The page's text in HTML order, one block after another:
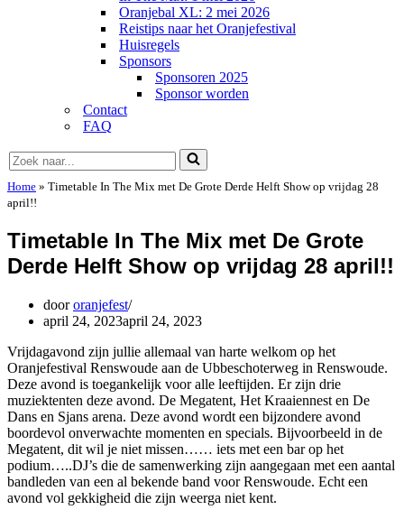
Oranjebal XL: 2 mei 2026
Reistips naar het Oranjefestival
Huisregels
Sponsors
Sponsoren 2025
Sponsor worden
Contact
FAQ
Zoek
naar...
Home » Timetable In The Mix met De Grote Derde Helft Show op vrijdag 28
april!!
Timetable In The Mix met De Grote
Derde Helft Show op vrijdag 28 april!!
doororanjefest
april 24, 2023april 24, 2023
Vrijdagavond zijn jullie allemaal van harte welkom op het
Oranjefestival Renswoude aan de Ubbeschoterweg in Renswoude.
Deze avond is toegankelijk voor alle leeftijden. Er zijn drie
muziektenten deze avond. De Megatent, Het Kraaiennest en De
Dans en Sjans arena. Deze avond wordt een bijzondere avond
boordevol onverwachte momenten en specials. Bijvoorbeeld in de
Megatent, dit wil je niet missen…… iets met een bar op het
podium…..DJ’s die de samenwerking zijn aangegaan met een aantal
bandleden van een al bekende band voor Renswoude. Echt een
avond vol gekkigheid die zijn weerga niet kent.